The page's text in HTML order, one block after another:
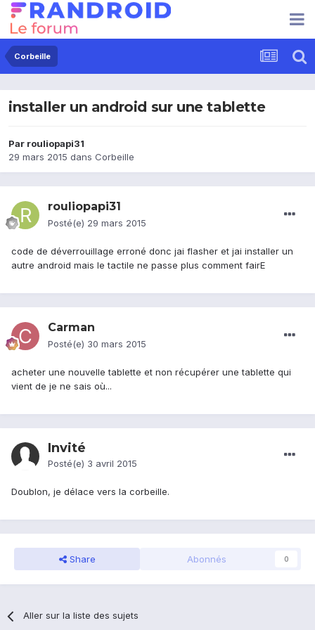
Corbeille
installer un android sur une tablette
Par rouliopapi31
29 mars 2015 dans Corbeille
rouliopapi31
Posté(e) 29 mars 2015
code de déverrouillage erroné donc jai flasher et jai installer un
autre android mais le tactile ne passe plus comment fairE
Carman
Posté(e) 30 mars 2015
acheter une nouvelle tablette et non récupérer une tablette qui
vient de je ne sais où...
Invité
Posté(e) 3 avril 2015
Doublon, je délace vers la corbeille.
Share Abonnés 0
Aller sur la liste des sujets